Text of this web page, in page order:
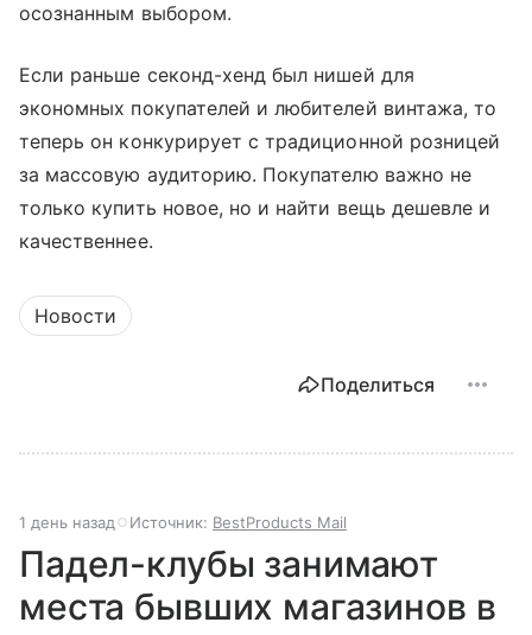
осознанным выбором.
Если раньше секонд-хенд был нишей для
экономных покупателей и любителей винтажа, то
теперь он конкурирует с традиционной розницей
за массовую аудиторию. Покупателю важно не
только купить новое, но и найти вещь дешевле и
качественнее.
Новости
Поделиться
1 день назад Источник: BestProducts Mail
Падел-клубы занимают
места бывших магазинов в